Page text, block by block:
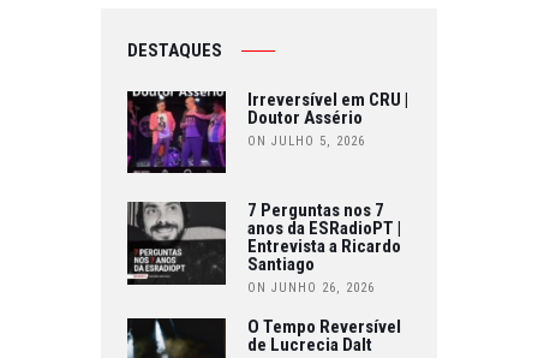
DESTAQUES
Irreversível em CRU |
Doutor Assério
ON JULHO 5, 2026
7 Perguntas nos 7
anos da ESRadioPT |
Entrevista a Ricardo
Santiago
ON JUNHO 26, 2026
O Tempo Reversível
de Lucrecia Dalt